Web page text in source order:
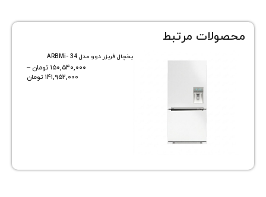
مرتبط
یخچال فریزر دوو مدل ARBMi- 34
تومان–
تومان